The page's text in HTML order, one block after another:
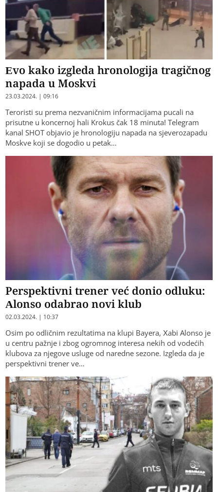
Evo kako izgleda hronologija tragičnog
napada u Moskvi
23.03.2024. | 09:16
Teroristi su prema nezvaničnim informacijama pucali na
prisutne u koncernoj hali Krokus čak 18 minuta! Telegram
kanal SHOT objavio je hronologiju napada na sjeverozapadu
Moskve koji se dogodio u petak…
Perspektivni trener već donio odluku:
Alonso odabrao novi klub
02.03.2024. | 10:37
Osim po odličnim rezultatima na klupi Bayera, Xabi Alonso je
u centru pažnje i zbog ogromnog interesa nekih od vodećih
klubova za njegove usluge od naredne sezone. Izgleda da je
perspektivni trener ve…